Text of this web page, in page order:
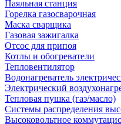
Паяльная станция
Горелка газосварочная
Маска сварщика
Газовая зажигалка
Отсос для припоя
Котлы и обогреватели
Тепловентилятор
Водонагреватель
Электрический
Тепловая пушка (газ/масло)
Системы распределения
Высоковольтное